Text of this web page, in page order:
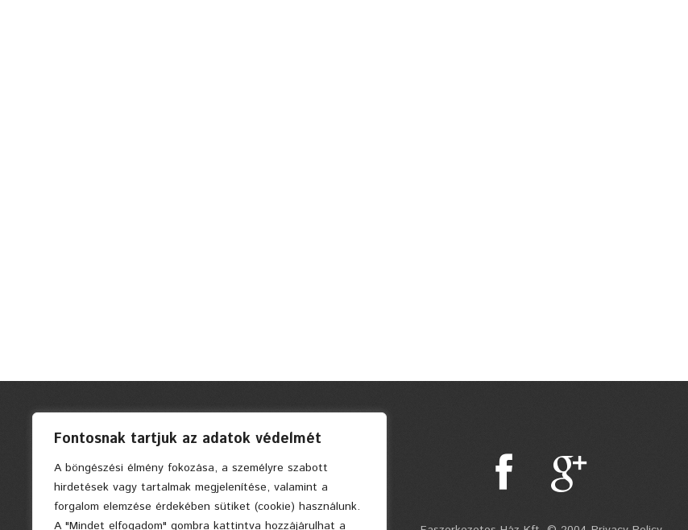
Fontosnak tartjuk az adatok védelmét
A böngészési élmény fokozása, a személyre szabott
hirdetések vagy tartalmak megjelenítése, valamint a
forgalom elemzése érdekében sütiket (cookie) használunk.
A "Mindet elfogadom" gombra kattintva hozzájárulhat a